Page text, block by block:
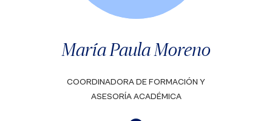
María Paula Moreno
COORDINADORA DE FORMACIÓN Y
ASESORÍA ACADÉMICA